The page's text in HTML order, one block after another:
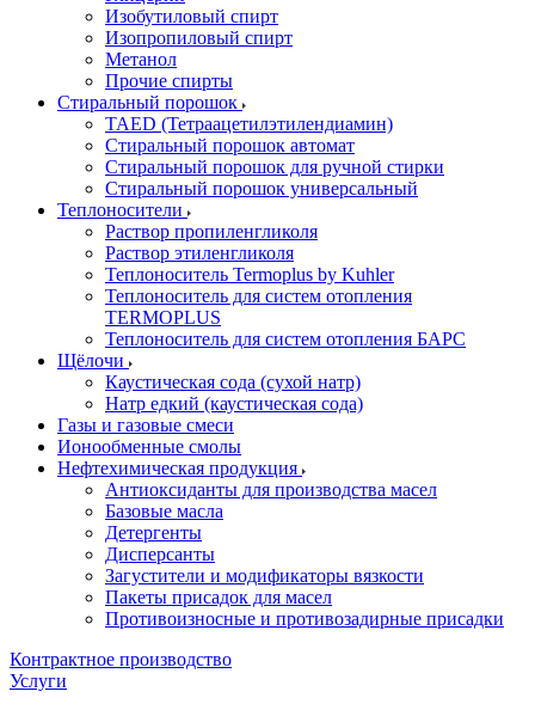
Изобутиловый спирт
Изопропиловый спирт
Метанол
Прочие спирты
Стиральный порошок
TAED (Тетраацетилэтилендиамин)
Стиральный порошок автомат
Стиральный порошок для ручной стирки
Стиральный порошок универсальный
Теплоносители
Раствор пропиленгликоля
Раствор этиленгликоля
Теплоноситель Termoplus by Kuhler
Теплоноситель для систем отопления
TERMOPLUS
Теплоноситель для систем отопления БАРС
Щёлочи
Каустическая сода (сухой натр)
Натр едкий (каустическая сода)
Газы и газовые смеси
Ионообменные смолы
Нефтехимическая продукция
Антиоксиданты для производства масел
Базовые масла
Детергенты
Дисперсанты
Загустители и модификаторы вязкости
Пакеты присадок для масел
Противоизносные и противозадирные присадки
Контрактное производство
Услуги